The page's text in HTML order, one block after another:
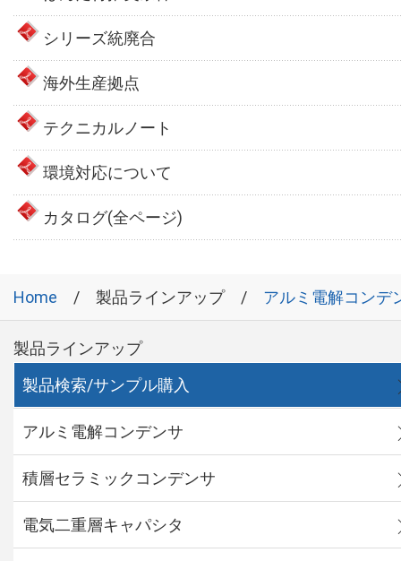
シリーズ統廃合
海外生産拠点
テクニカルノート
環境対応について
カタログ(全ページ)
Home 製品ラインアップ アルミ電解コンデ
製品ラインアップ
製品検索/サンプル購入
アルミ電解コンデンサ
積層セラミックコンデンサ
電気二重層キャパシタ